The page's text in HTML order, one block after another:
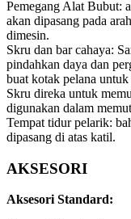
Pemegang Alat Bubut:
akan dipasang pada
dimesin.
Skru dan bar cahaya:
pindahkan daya dan
buat kotak pelana
Skru direka untuk
digunakan dalam
Tempat tidur pelarik:
dipasang di atas katil.
AKSESORI
Aksesori Standard: